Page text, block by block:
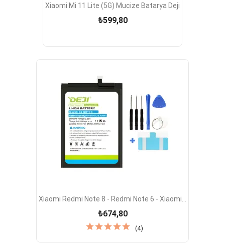
Xiaomi Mi 11 Lite (5G) Mucize Batarya Deji
₺599,80
Xiaomi Redmi Note 8 - Redmi Note 6 - Xiaomi...
₺674,80
(4)